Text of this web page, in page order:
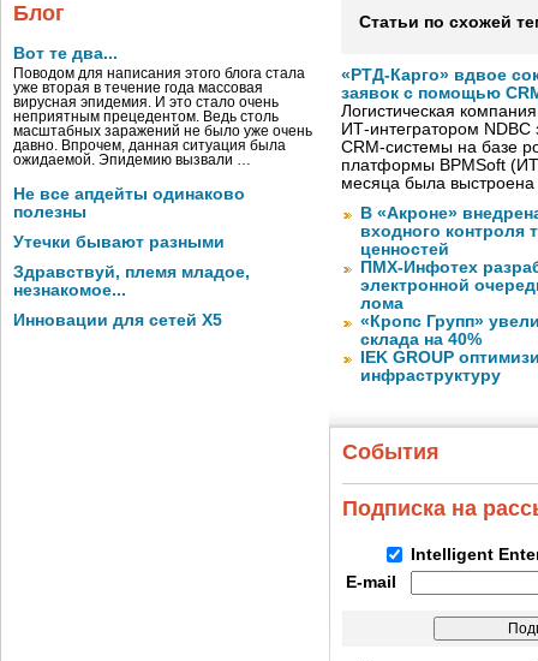
Блог
Вот те два...
Поводом для написания этого блога стала
уже вторая в течение года массовая
вирусная эпидемия. И это стало очень
неприятным прецедентом. Ведь столь
масштабных заражений не было уже очень
давно. Впрочем, данная ситуация была
ожидаемой. Эпидемию вызвали …
Не все апдейты одинаково
полезны
Утечки бывают разными
Здравствуй, племя младое,
незнакомое...
Инновации для сетей X5
Статьи по схожей
«РТД-Карго» вдвое
заявок с помощью
Логистическая
ИТ-интегратором
CRM-системы на базе
платформы BPMSoft
месяца была
В «Акроне»
входного контроля
ценностей
ПМХ-Инфотех
электронной
лома
«Кропс Групп»
склада на 40%
IEK GROUP
инфраструктуру
События
Подписка на
Intelligent
E-mail